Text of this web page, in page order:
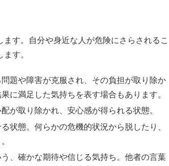
す。自分や身近な人が危険にさらされるこ
す。
題や障害が克服され、その負担が取り除か
に満足した気持ちを表す場合もあります。
が取り除かれ、安心感が得られる状態。
状態。何らかの危機的状況から脱したり、
、確かな期待や信じる気持ち。他者の言葉